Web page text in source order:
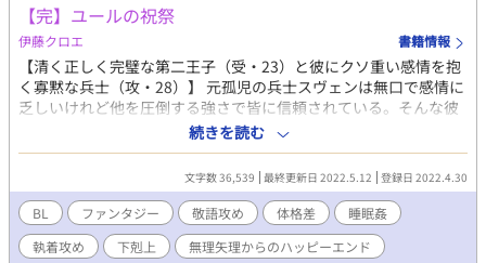
【完】ユールの祝祭
伊藤クロエ 書籍情報
【清く正しく完璧な第二王子（受・23）と彼にクソ重い感情を抱
く寡黙な兵士（攻・28）】 元孤児の兵士スヴェンは無口で感情に
乏しいけれど他を圧倒する強さで皆に信頼されている。そんな彼
が国中の娘たちが憧れる第二王子イリアスの世話を命じられた。
兄である王太子の姦計によって西の国境へと追いやられたイリア
ス王子は常にまっすぐに前を見て兵士たちの手本であろうとし、
スヴェンはそんな彼に深い憧憬の念を抱いていたが―――― ★か
っこよさげな？あらすじですがいつも通り大きい攻めさんに受け
くんがアンアン言わされまくるやつです ★タグをご確認の上よろ
しくお願いします。 （ムーンさんにも載せています）
続きを読む
文字数 36,539 最終更新日 2022.5.12 登録日 2022.4.30
BL ファンタジー 敬語攻め 体格差
睡眠姦
執着攻め
下剋上 無理矢理からのハッピーエンド